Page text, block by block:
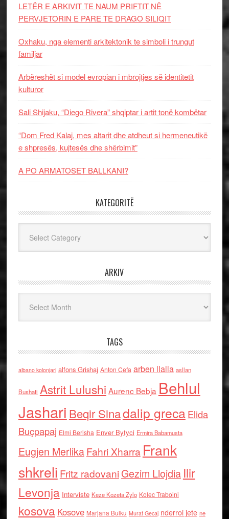
LETËR E ARKIVIT TE NAUM PRIFTIT NË
PERVJETORIN E PARE TE DRAGO SILIQIT
Oxhaku, nga elementi arkitektonik te simboli i trungut
familjar
Arbëreshët si model evropian i mbrojtjes së identitetit
kulturor
Sali Shijaku, “Diego Rivera” shqiptar i artit tonë kombëtar
“Dom Fred Kalaj, mes altarit dhe atdheut si hermeneutikë
e shpresës, kujtesës dhe shërbimit”
A PO ARMATOSET BALLKANI?
KATEGORITË
ARKIV
TAGS
albano kolonjari alfons Grishaj Anton Cefa arben llalla asllan
Bushati Astrit Lulushi Aurenc Bebja Behlul
Jashari Beqir Sinadalip grecaElida
Buçpapaj Elmi Berisha Enver Bytyci Ermira Babamusta
Eugjen MerlikaFahri Xharra Frank
shkreli Fritz radovaniGezim Llojdia Ilir
Levonja Interviste Keze Kozeta Zylo Kolec Traboini
kosova Kosove Marjana Bulku Murat Gecaj nderroi jete ne